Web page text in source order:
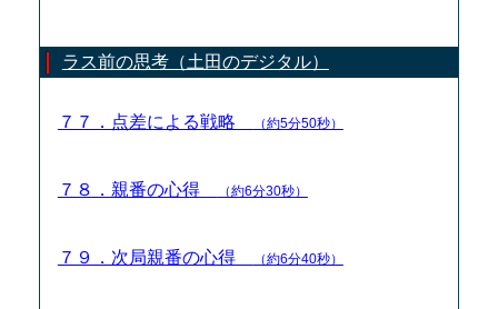
ラス前の思考（土田のデジタル）
７７．点差による戦略 （約5分50秒）
７８．親番の心得 （約6分30秒）
７９．次局親番の心得 （約6分40秒）